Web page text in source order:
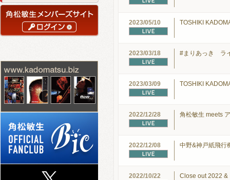
2023/05/10 TOSHIKI
2023/03/18 #まりあっき ラ
2023/03/09 TOSHIKI
2022/12/28 角松敏生 meets
2022/12/08 中野&神戸紙飛行
2022/10/22 Close out 2022 &